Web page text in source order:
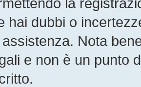
hai dubbi o
Nota
e non è un punto